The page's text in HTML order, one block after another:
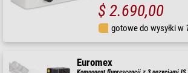
$ 2.690,00
gotowe do wysyłki w
Euromex